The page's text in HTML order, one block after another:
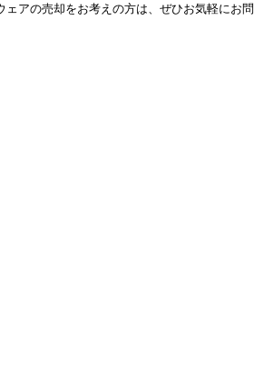
アの売却をお考えの方は、ぜひお気軽にお問